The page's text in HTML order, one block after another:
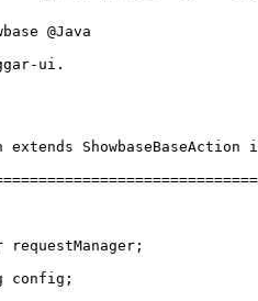
@Java
ui.
extends ShowbaseBaseAction
requestManager ;
config ;